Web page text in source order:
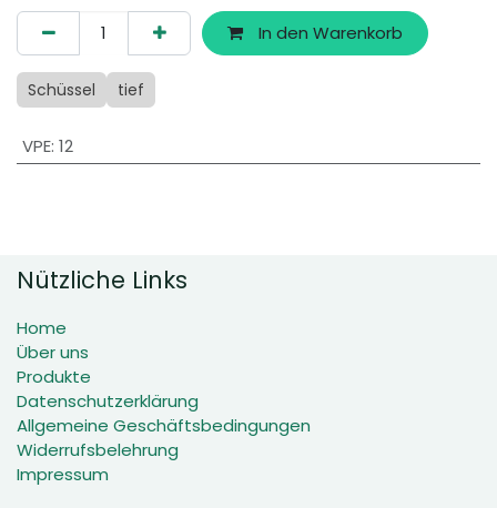
In den Warenkorb
Schüssel tief
VPE: 12
Nützliche Links
Home
Über uns
Produkte
Datenschutzerklärung
Allgemeine Geschäftsbedingungen
Widerrufsbelehrung
Impressum